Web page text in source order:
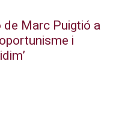
de Marc Puigtió a
i